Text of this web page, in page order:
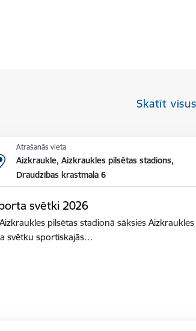
Skatīt
Atrašanās vieta
Aizkraukle, Aizkraukles pilsētas stadions,
Draudzības krastmala 6
svētki 2026
pilsētas stadionā sāksies Aizkraukles
svētku sportiskajās…